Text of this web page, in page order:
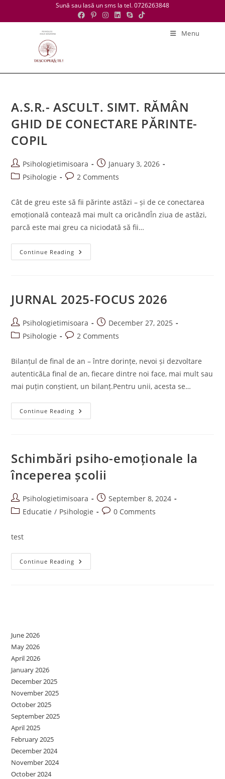
Sună sau lasă un sms la tel. 0726263848
Menu
A.S.R.- ASCULT. SIMT. RĂMÂN
GHID DE CONECTARE PĂRINTE-
COPIL
Post
author:
Psihologietimisoara
Post
published:
January 3, 2026
PostPsihologie
Post2 Comments
Cât de greu este să fii părinte astăzi – și de ce conectarea
emoțională contează mai mult ca oricândÎn ziua de astăzi,
parcă este mai greu ca niciodată să fii…
Continue Reading A.S.R.-
ASCULT.
CONECTARE
PĂRINTE-
JURNAL 2025-FOCUS 2026
Post
author:
Psihologietimisoara
Post
published:
December 27, 2025
PostPsihologie
Post2 Comments
Bilanțul de final de an – între dorințe, nevoi și dezvoltare
autenticăLa final de an, fiecare dintre noi face, mai mult sau
mai puțin conștient, un bilanț.Pentru unii, acesta se…
Continue Reading JURNAL
2025-
Schimbări psiho-emoționale la
începerea școlii
Post
author:
Psihologietimisoara
Post
published:
September 8, 2024
PostEducatie / Psihologie
Post0 Comments
test
Continue Reading Schimbări
Psiho-
June 2026
May 2026
April 2026
January 2026
December 2025
November 2025
October 2025
September 2025
April 2025
February 2025
December 2024
November 2024
October 2024